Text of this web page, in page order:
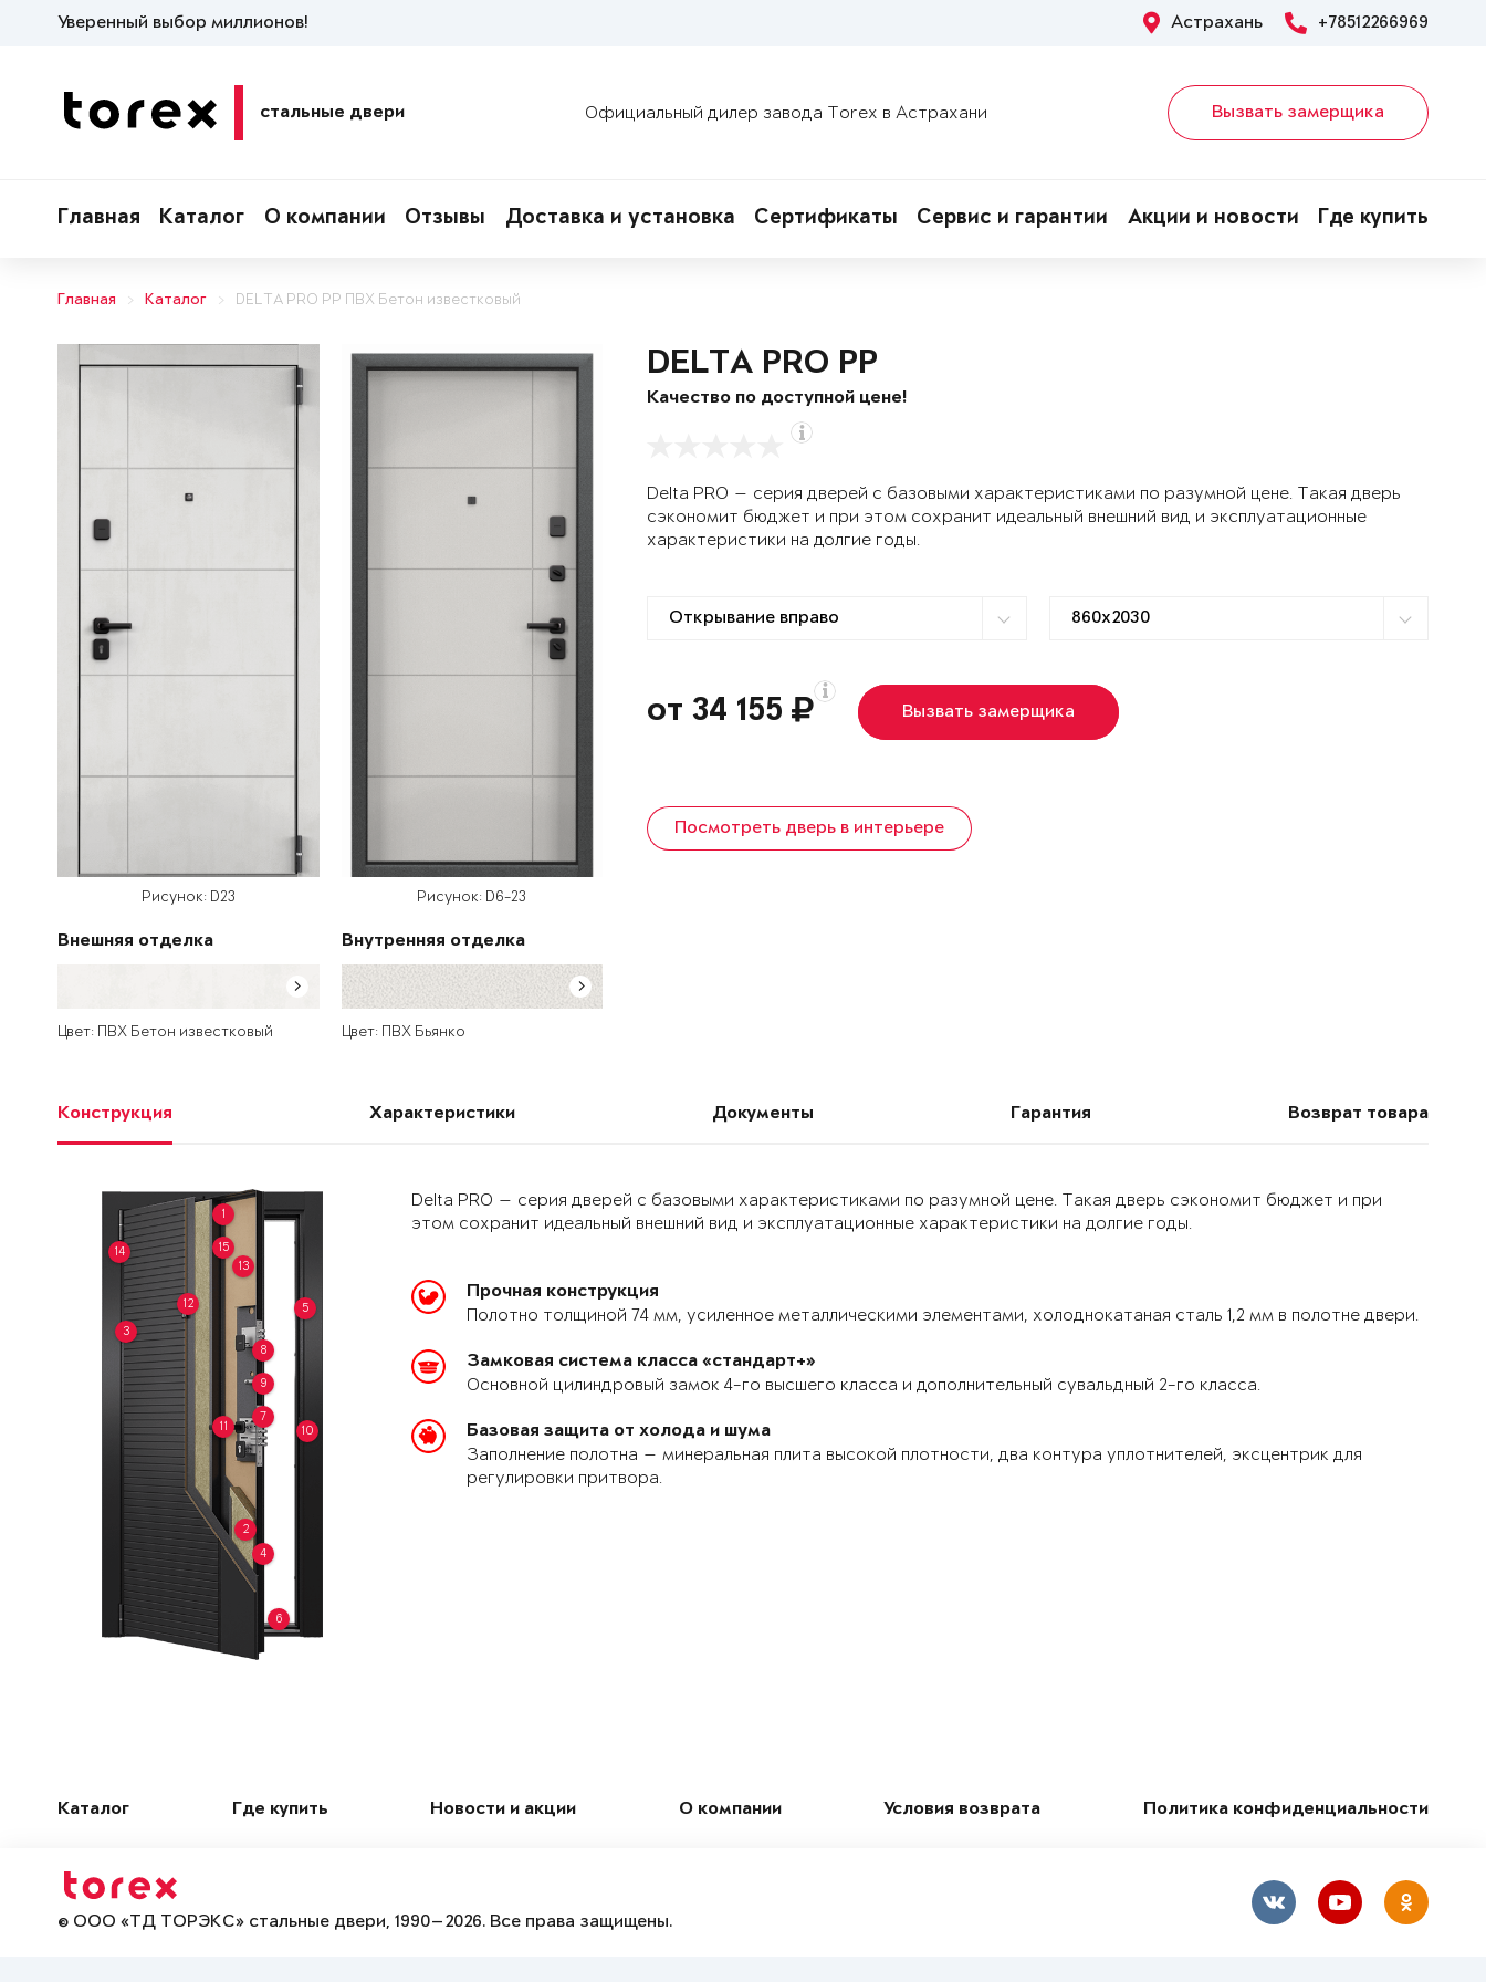
Уверенный выбор миллионов! Астрахань +78512266969
стальные двери Официальный дилер завода Torex в Астрахани Вызвать замерщика
Главная Каталог О компании Отзывы Доставка и установка Сертификаты Сервис и гарантии Акции и новости Где купить
Главная Каталог DELTA PRO PP ПВХ Бетон известковый
Рисунок: D23
Внешняя отделка
Цвет: ПВХ Бетон известковый
Рисунок: D6-23
Внутренняя отделка
Цвет: ПВХ Бьянко
DELTA PRO PP
Качество по доступной цене!
Delta PRO — серия дверей с базовыми характеристиками по разумной цене. Такая дверь
сэкономит бюджет и при этом сохранит идеальный внешний вид и эксплуатационные
характеристики на долгие годы.
от 34 155 Вызвать замерщика
Посмотреть дверь в интерьере
Конструкция Характеристики Документы Гарантия Возврат товара
1
2
3
4
5
6
7
8
9
10
11
12
13
14 15
Delta PRO — серия дверей с базовыми характеристиками по разумной цене. Такая дверь сэкономит бюджет и при
этом сохранит идеальный внешний вид и эксплуатационные характеристики на долгие годы.
Прочная конструкция
Полотно толщиной 74 мм, усиленное металлическими элементами, холоднокатаная сталь 1,2 мм в полотне двери.
Замковая система класса «стандарт+»
Основной цилиндровый замок 4-го высшего класса и дополнительный сувальдный 2-го класса.
Базовая защита от холода и шума
Заполнение полотна — минеральная плита высокой плотности, два контура уплотнителей, эксцентрик для
регулировки притвора.
Каталог Где купить Новости и акции О компании Условия возврата Политика конфиденциальности
© ООО «ТД ТОРЭКС» стальные двери, 1990—2026. Все права защищены.